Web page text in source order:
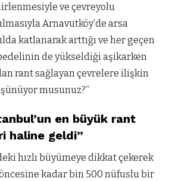
ve çevreyolu
Arnavutköy’de arsa
katlanarak arttığı ve her geçen
de yükseldiği aşikarken
rant sağlayan çevrelere ilişkin
musunuz?”
en büyük rant
haline geldi”
hızlı büyümeye dikkat çekerek
kadar bin 500 nüfuslu bir